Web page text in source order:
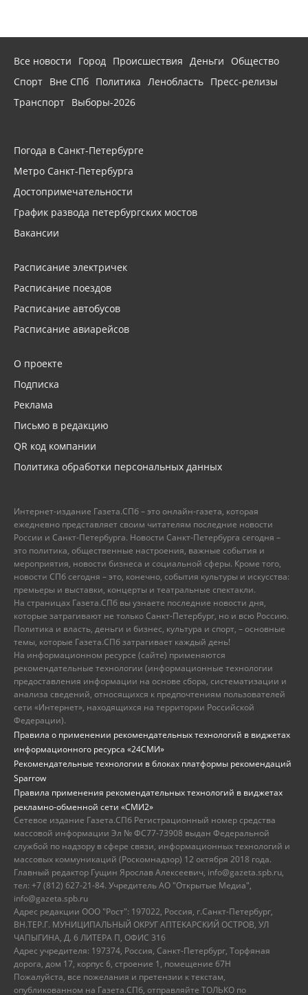
Все новости Город Происшествия Деньги
Общество
Спорт Вне СПб Политика Ленобласть Пресс-релизы
Транспорт Выборы-2026
Погода в Санкт-Петербурге
Метро Санкт-Петербурга
Достопримечательности
График развода петербургских мостов
Вакансии
Расписание электричек
Расписание поездов
Расписание автобусов
Расписание авиарейсов
О проекте
Подписка
Реклама
Письмо в редакцию
QR код компании
Политика обработки персональных данных
Интернет-издание Газета.СПб – это онлайн-газета, которая
ежедневно представляет своим читателям последние новости
России и Санкт-Петербурга. Новости Санкт-Петербурга сегодня –
это политика, общественные настроения, важные события и
мероприятия, новости бизнеса и социальной сферы. Кроме того,
новости СПб сегодня – это, конечно, события культуры и искусства:
премьеры и выставки, концерты и театральные спектакли.
На страницах Газета.СПб вы узнаете последние новости дня,
которые затрагивают не только Санкт-Петербург, но и всю Россию.
Политика и власть, деньги и бизнес, культура и спорт, – основные
темы, которые Газета.СПб затрагивает каждый день!
На информационном ресурсе (сайте) применяются
рекомендательные технологии (информационные технологии
предоставления информации на основе сбора, систематизации и
анализа сведений, относящихся к предпочтениям пользователей
сети «Интернет», находящихся на территории Российской
Федерации).
Правила о применении рекомендательных технологий в виджетах
информационного ресурса «24СМИ»
Рекомендательные технологии в блоках платформы рекомендаций
Sparrow
Правила применения рекомендательных технологий в виджетах
рекламно-обменной сети «СМИ2»
Сетевое издание Газета.СПб Регистрационный номер средства
массовой информации Эл № ФС77-73908 выдан Федеральной
службой по надзору в сфере связи, информационных технологий и
массовых коммуникаций (Роскомнадзор) 12 октября 2018 года.
Главный редактор Гущин Ярослав Алексеевич, info@gazeta.spb.ru,
тел: +7 (812) 627-21-84. Учредитель АО "Открытые Медиа",
info@gazeta.spb.ru
Адрес редакции ООО "Рост": 197022, Россия, г.Санкт-Петербург,
ВН.ТЕР.Г. МУНИЦИПАЛЬНЫЙ ОКРУГ АПТЕКАРСКИЙ ОСТРОВ, УЛ
ЧАПЫГИНА, Д. 6 ЛИТЕРА П, ОФИС 316
Адрес учредителя: 197374, Россия, Санкт-Петербург, Торфяная
дорога, дом 17, корпус 6, строение 1, помещение 67Н
Пожалуйста, все пожелания и претензии к текстам,
опубликованном на Газета.СПб, отправляйте ТОЛЬКО по